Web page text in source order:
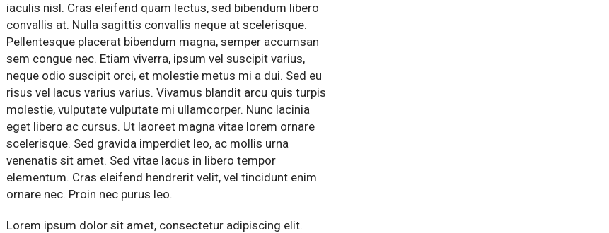
iaculis nisl. Cras eleifend quam lectus, sed bibendum libero
convallis at. Nulla sagittis convallis neque at scelerisque.
Pellentesque placerat bibendum magna, semper accumsan
sem congue nec. Etiam viverra, ipsum vel suscipit varius,
neque odio suscipit orci, et molestie metus mi a dui. Sed eu
risus vel lacus varius varius. Vivamus blandit arcu quis turpis
molestie, vulputate vulputate mi ullamcorper. Nunc lacinia
eget libero ac cursus. Ut laoreet magna vitae lorem ornare
scelerisque. Sed gravida imperdiet leo, ac mollis urna
venenatis sit amet. Sed vitae lacus in libero tempor
elementum. Cras eleifend hendrerit velit, vel tincidunt enim
ornare nec. Proin nec purus leo.
Lorem ipsum dolor sit amet, consectetur adipiscing elit.